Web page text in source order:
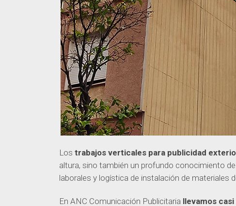
Los trabajos verticales para publicidad
altura, sino también un profundo conocimiento
laborales y logística de instalación de materiales
En ANC Comunicación Publicitaria llevamos